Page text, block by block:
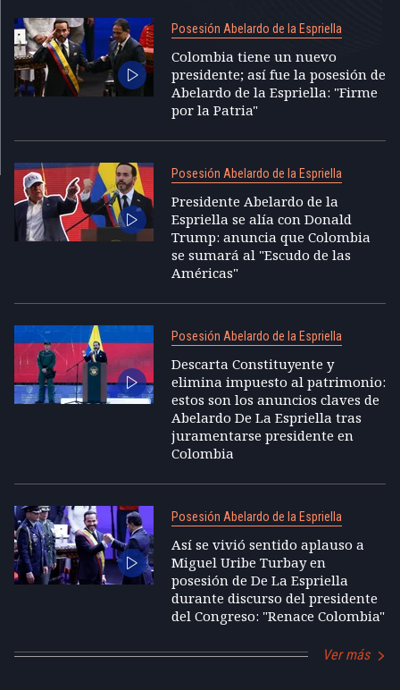
Posesión Abelardo de la Espriella
Colombia tiene un nuevo
presidente; así fue la posesión de
Abelardo de la Espriella: "Firme
por la Patria"
Posesión Abelardo de la Espriella
Presidente Abelardo de la
Espriella se alía con Donald
Trump: anuncia que Colombia
se sumará al "Escudo de las
Américas"
Posesión Abelardo de la Espriella
Descarta Constituyente y
elimina impuesto al patrimonio:
estos son los anuncios claves de
Abelardo De La Espriella tras
juramentarse presidente en
Colombia
Posesión Abelardo de la Espriella
Así se vivió sentido aplauso a
Miguel Uribe Turbay en
posesión de De La Espriella
durante discurso del presidente
del Congreso: "Renace Colombia"
Ver más